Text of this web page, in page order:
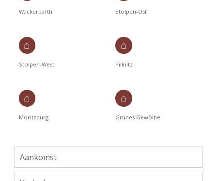
Wackerbarth Stolpen-Ost
Stolpen-West Pillnitz
Moritzburg Grünes Gewölbe